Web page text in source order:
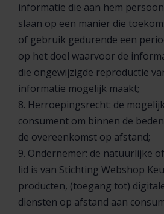
informatie die aan hem
slaan op een manier die
of gebruik gedurende een
op het doel waarvoor de
die ongewijzigde reproductie
informatie mogelijk maakt;
8. Herroepingsrecht: de
consument om binnen de
de overeenkomst op afstand;
9. Ondernemer: de natuurlijke
lid is van Stichting Webshop
producten, (toegang tot)
diensten op afstand aan